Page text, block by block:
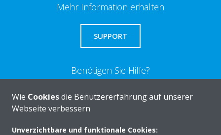
Mehr Information erhalten
SUPPORT
Benötigen Sie Hilfe?
KONTAKTIEREN SIE UNS
Wie Cookiesdie Benutzererfahrung auf unserer
Webseite verbessern
Unverzichtbare und funktionale Cookies: